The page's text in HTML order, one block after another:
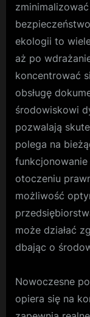
ekologii to
aż po
koncentrować
obsługę
środowiskowi
pozwalają
polega na
otoczeniu
możliwość
może działać
dbając o
Nowoczesne
opiera się na